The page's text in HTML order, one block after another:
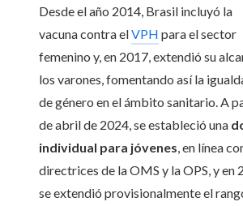
Desde el año 2014, Brasil incluyó la
vacuna contra elVPH para el sector
femenino y, en 2017, extendió su
los varones, fomentando así la
de género en el ámbito sanitario. A
de abril de 2024, se estableció una
individual para jóvenes, en línea
directrices de la OMS y la OPS, y en
se extendió provisionalmente el